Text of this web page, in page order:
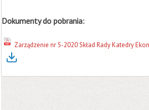
Dokumenty do pobrania:
Zarządzenie nr 5-2020 Skład Rady Katedry